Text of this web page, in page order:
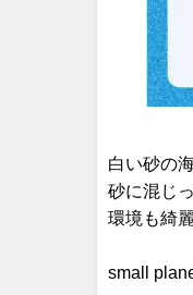
白い砂の
砂に混じ
環境も綺
small